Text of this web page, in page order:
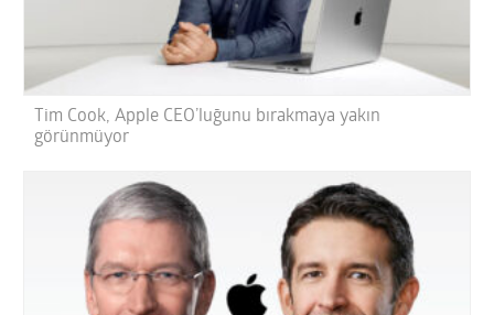
Tim Cook, Apple CEO’luğunu bırakmaya yakın
görünmüyor